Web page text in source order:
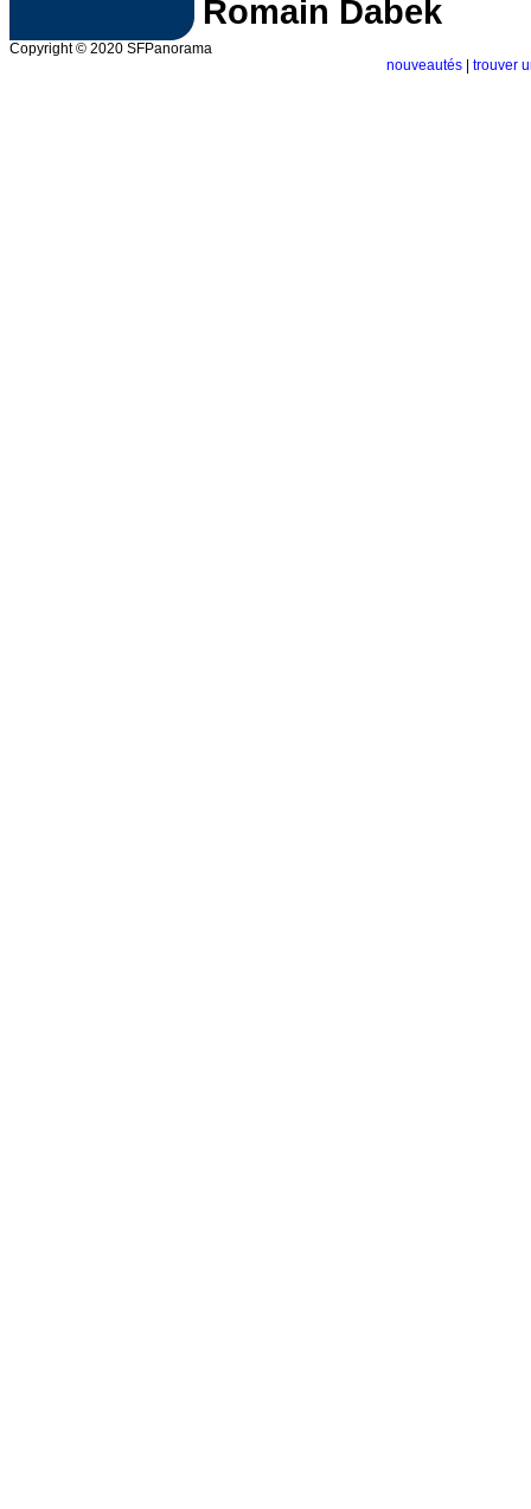
Romain Dabek
Copyright © 2020 SFPanorama
nouveautés
trouver